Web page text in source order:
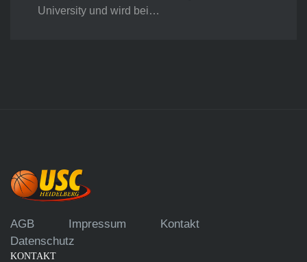
University und wird bei…
AGB Impressum
Kontakt
Datenschutz
KONTAKT